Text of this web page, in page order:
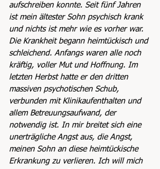
aufschreiben konnte. Seit fünf Jahren
ist mein ältester Sohn psychisch krank
und nichts ist mehr wie es vorher war.
Die Krankheit begann heimtückisch und
schleichend. Anfangs waren alle noch
kräftig, voller Mut und Hoffnung. Im
letzten Herbst hatte er den dritten
massiven psychotischen Schub,
verbunden mit Klinikaufenthalten und
allem Betreuungsaufwand, der
notwendig ist. In mir breitet sich eine
unerträgliche Angst aus, die Angst,
meinen Sohn an diese heimtückische
Erkrankung zu verlieren. Ich will mich